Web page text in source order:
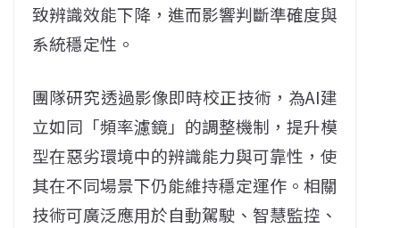
致辨識效能下降，進而影響判斷準確度與
系統穩定性。
團隊研究透過影像即時校正技術，為AI建
立如同「頻率濾鏡」的調整機制，提升模
型在惡劣環境中的辨識能力與可靠性，使
其在不同場景下仍能維持穩定運作。相關
技術可廣泛應用於自動駕駛、智慧監控、